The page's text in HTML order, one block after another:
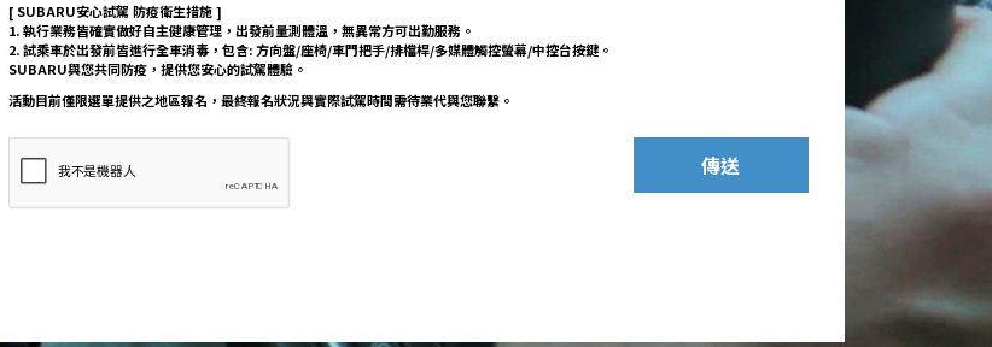
[ SUBARU安心試駕 防疫衛生措施 ]
1. 執行業務皆確實做好自主健康管理，出發前量測體溫，無異常方可出勤服務。
2. 試乘車於出發前皆進行全車消毒，包含: 方向盤/座椅/車門把手/排檔桿/多媒體觸控螢幕/中控台按鍵。
SUBARU與您共同防疫，提供您安心的試駕體驗。
活動目前僅限選單提供之地區報名，最終報名狀況與實際試駕時間需待業代與您聯繫。
傳送